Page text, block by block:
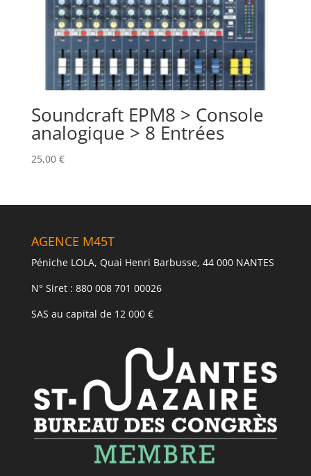
Soundcraft EPM8 > Console
analogique > 8 Entrées
25,00 €
AGENCE M45T
Péniche LOLA, Quai Henri Barbusse, 44 000 NANTES
N° Siret : 880 008 701 00026
SAS au capital de 12 000 €